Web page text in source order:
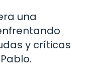
una
y críticas